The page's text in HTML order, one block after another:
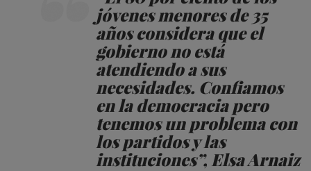
jóvenes menores de 35
años considera que el
gobierno no está
atendiendo a sus
necesidades. Confiamos
en la democracia pero
tenemos un problema con
los partidos y las
instituciones”, Elsa Arnaiz